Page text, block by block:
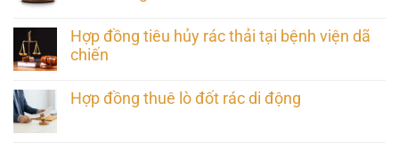
Hợp đồng tiêu hủy rác thải tại bệnh viện dã
chiến
Hợp đồng thuê lò đốt rác di động